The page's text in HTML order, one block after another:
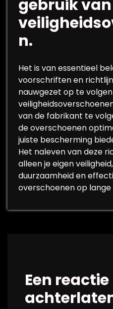
gebruik van
n.
Het is van essentieel
voorschriften en
nauwgezet op te
van de fabrikant te
de overschoenen
juiste bescherming
Het naleven van deze
alleen je eigen
duurzaamheid en
overschoenen op lange
Een reactie